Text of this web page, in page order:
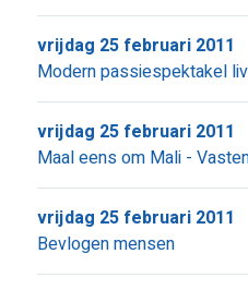
Modern passiespektakel
vrijdag 25 februari 2011
Maal eens om Mali -
vrijdag 25 februari 2011
Bevlogen mensen
vrijdag 25 februari 2011